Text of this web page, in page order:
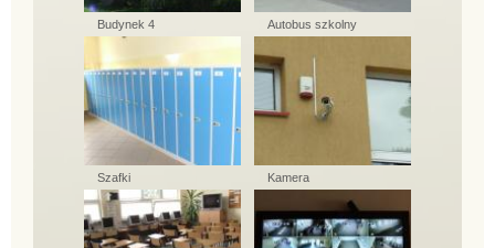
Budynek 4 Autobus szkolny
Szafki Kamera